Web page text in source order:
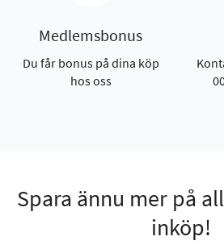
Medlemsbonus
Du får bonus på dina köp
hos oss
Spara ännu mer på
inköp!